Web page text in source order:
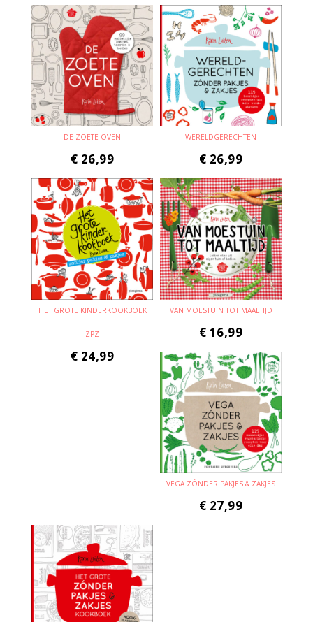
DE ZOETE OVEN
€ 26,99
WERELDGERECHTEN
€ 26,99
HET GROTE KINDERKOOKBOEK
ZPZ
€ 24,99
VAN MOESTUIN TOT MAALTIJD
€ 16,99
VEGA ZÓNDER PAKJES & ZAKJES
€ 27,99